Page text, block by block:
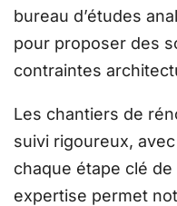
bureau d’études
pour proposer des
contraintes
Les chantiers de
suivi rigoureux,
chaque étape clé
expertise permet